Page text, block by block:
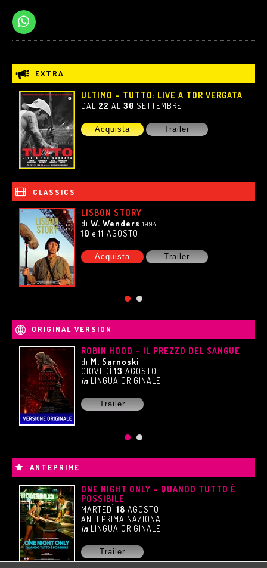
EXTRA
ULTIMO – TUTTO: LIVE A TOR VERGATA
DAL 22 AL30 SETTEMBRE
Acquista Trailer
CLASSICS
LISBON STORY
diW. Wenders 1994
10 e11 AGOSTO
Acquista Trailer
ORIGINAL VERSION
ROBIN HOOD – IL PREZZO DEL SANGUE
di M. Sarnoski
GIOVEDÌ13 AGOSTO
in LINGUA ORIGINALE
Trailer
ANTEPRIME
ONE NIGHT ONLY – QUANDO TUTTO È
POSSIBILE
MARTEDÌ18 AGOSTO
ANTEPRIMA NAZIONALE
in LINGUA ORIGINALE
Trailer